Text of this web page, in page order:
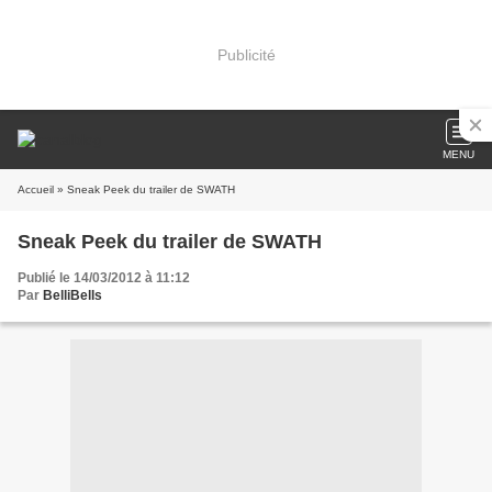
Publicité
MENU
Accueil » Sneak Peek du trailer de SWATH
Sneak Peek du trailer de SWATH
Publié le 14/03/2012 à 11:12
Par BelliBells